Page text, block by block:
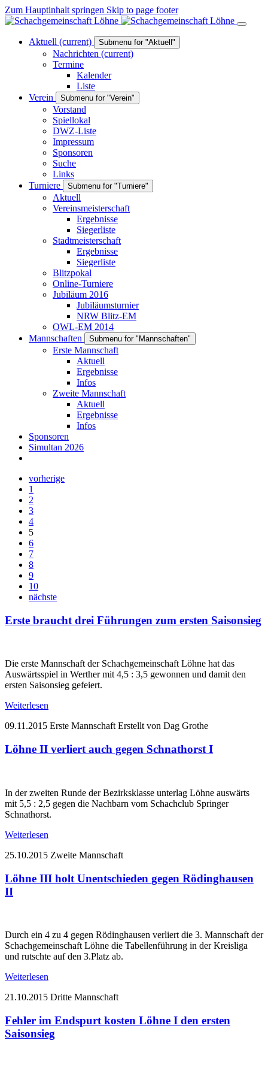
Zum Hauptinhalt springen Skip to page footer
Aktuell (current) Submenu for "Aktuell"
Nachrichten (current)
Termine
Kalender
Liste
Verein
Submenu for "Verein"
Vorstand
Spiellokal
DWZ-Liste
Impressum
Sponsoren
Suche
Links
Turniere
Submenu for "Turniere"
Aktuell
Vereinsmeisterschaft
Ergebnisse
Siegerliste
Stadtmeisterschaft
Ergebnisse
Siegerliste
Blitzpokal
Online-Turniere
Jubiläum 2016
Jubiläumsturnier
NRW Blitz-EM
OWL-EM 2014
Mannschaften
Submenu for "Mannschaften"
Erste Mannschaft
Aktuell
Ergebnisse
Infos
Zweite Mannschaft
Aktuell
Ergebnisse
Infos
Sponsoren
Simultan 2026
vorherige
1
2
3
4
5
6
7
8
9
10
nächste
Erste braucht drei Führungen zum ersten Saisonsieg
Die erste Mannschaft der Schachgemeinschaft Löhne hat das
Auswärtsspiel in Werther mit 4,5 : 3,5 gewonnen und damit den
ersten Saisonsieg gefeiert.
Weiterlesen
09.11.2015 Erste Mannschaft Erstellt von Dag Grothe
Löhne II verliert auch gegen Schnathorst I
In der zweiten Runde der Bezirksklasse unterlag Löhne auswärts
mit 5,5 : 2,5 gegen die Nachbarn vom Schachclub Springer
Schnathorst.
Weiterlesen
25.10.2015 Zweite Mannschaft
Löhne III holt Unentschieden gegen Rödinghausen
II
Durch ein 4 zu 4 gegen Rödinghausen verliert die 3. Mannschaft der
Schachgemeinschaft Löhne die Tabellenführung in der Kreisliga
und rutschte auf den 3.Platz ab.
Weiterlesen
21.10.2015 Dritte Mannschaft
Fehler im Endspurt kosten Löhne I den ersten
Saisonsieg